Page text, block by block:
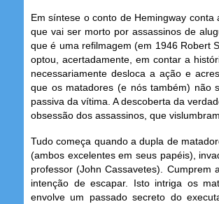
Em síntese o conto de Hemingway
que vai ser morto por assassinos de
que é uma refilmagem (em 1946 Robert
optou, acertadamente, em contar a
necessariamente desloca a ação e
que os matadores (e nós também) não
passiva da vítima. A descoberta da
obsessão dos assassinos, que
Tudo começa quando a dupla de
(ambos excelentes em seus papéis),
professor (John Cassavetes).
intenção de escapar. Isto intriga os
envolve um passado secreto do